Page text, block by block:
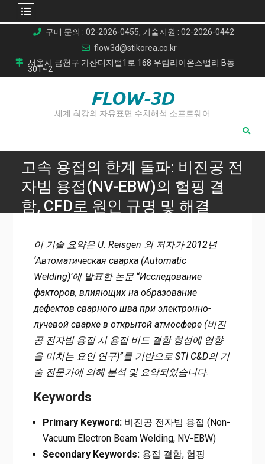
content
구매 문의 : 02-2026-0455, 기술지원 : 02-2026-0442
flow3d@stikorea.co.kr
서울시 금천구 가산디지털1로 168 우림라이온스밸리 B동
301~2
FLOW-3D
세계 최강의 자유표면 수치해석 소프트웨어
고속 용접의 한계 돌파: 비진공 전
자빔 용접(NV-EBW)의 험핑 결
함, CFD로 원인 규명 및 해결
고속 용접의 한계 돌파: 비진공 전자빔 용접(NV-EBW)의 험핑
결함, CFD로 원인 규명 및 해결
이 기술 요약은 U. Reisgen 외 저자가 2012년
‘Автоматическая сварка (Automatic
Welding)’에 발표한 논문 “Исследование
факторов, влияющих на образование
дефектов сварного шва при электронно-
лучевой сварке в открытой атмосфере (비진
공 전자빔 용접 시 용접 비드 결함 형성에 영향
을 미치는 요인 연구)”를 기반으로 STI C&D의 기
술 전문가에 의해 분석 및 요약되었습니다.
Keywords
Primary Keyword:비진공 전자빔 용접 (Non-
Vacuum Electron Beam Welding, NV-EBW)
Secondary Keywords:용접 결함, 험핑